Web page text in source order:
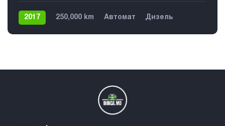
2017 250,000 km Автомат
Дизель